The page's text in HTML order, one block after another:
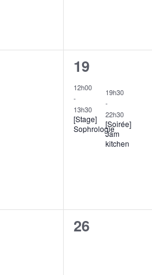
2
évènements,
19
12h00
-
13h30
[Stage]
Sophrologie
19h30
-
22h30
[Soirée]
Jam
kitchen
0
26